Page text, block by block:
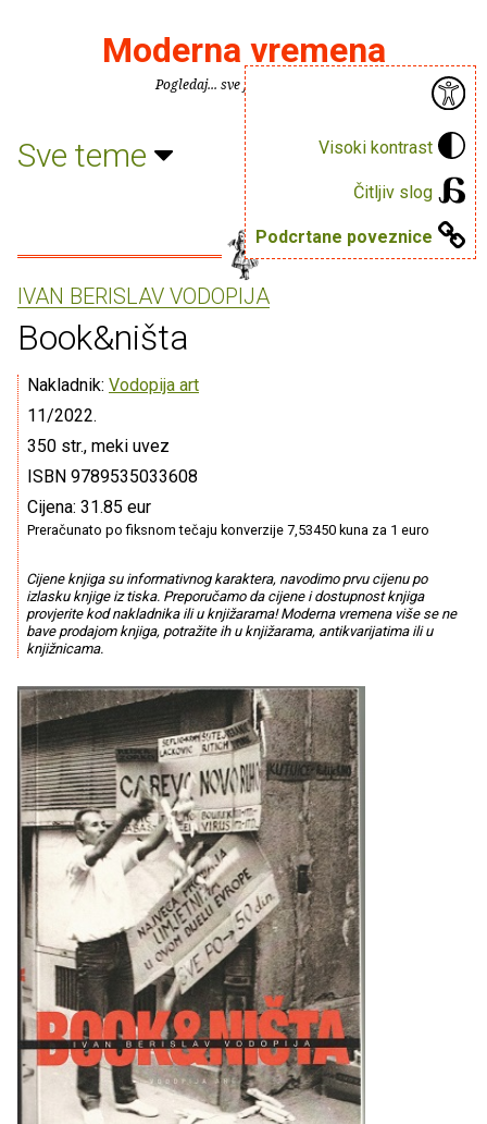
Visoki kontrast
Čitljiv slog
Podcrtane poveznice
Moderna vremena
Pogledaj... sve je puno knjiga.
Sve teme
IVAN BERISLAV VODOPIJA
Book&ništa
Nakladnik: Vodopija art
11/2022.
350 str., meki uvez
ISBN 9789535033608
Cijena: 31.85 eur
Preračunato po fiksnom tečaju konverzije 7,53450 kuna za 1 euro
Cijene knjiga su informativnog karaktera, navodimo prvu cijenu po
izlasku knjige iz tiska. Preporučamo da cijene i dostupnost knjiga
provjerite kod nakladnika ili u knjižarama! Moderna vremena više se ne
bave prodajom knjiga, potražite ih u knjižarama, antikvarijatima ili u
knjižnicama.